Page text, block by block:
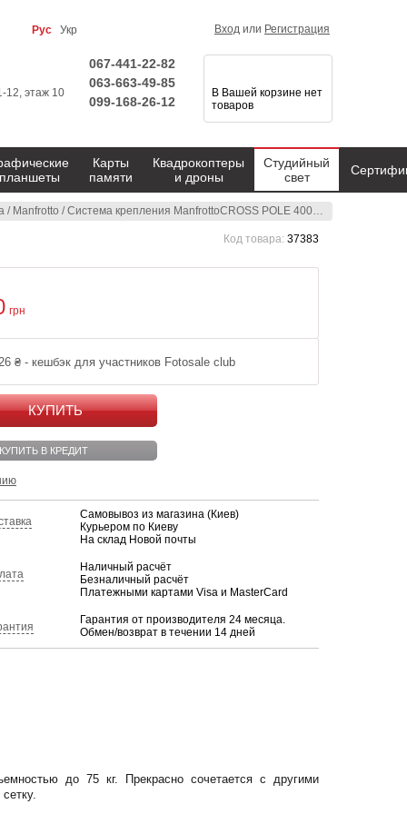
/ Manfrotto /Система крепления ManfrottoCROSS POLE 4000 (X404)
Код товара: 37383
грн
₴ - кешбэк для участников Fotosale club
КУПИТЬ
КУПИТЬ В КРЕДИТ
Самовывоз из магазина (Киев)
Курьером по Киеву
На склад Новой почты
Наличный расчёт
Безналичный расчёт
Платежными картами Visa и MasterCard
Гарантия от производителя 24 месяца.
Обмен/возврат в течении 14 дней
до 75 кг. Прекрасно сочетается с другими
Рус Укр Вход или Регистрация
12, этаж 10
067-441-22-82
063-663-49-85
099-168-26-12
В Вашей корзине нет
товаров
планшеты
Карты
памяти
Квадрокоптеры
и дроны
Студийный
свет